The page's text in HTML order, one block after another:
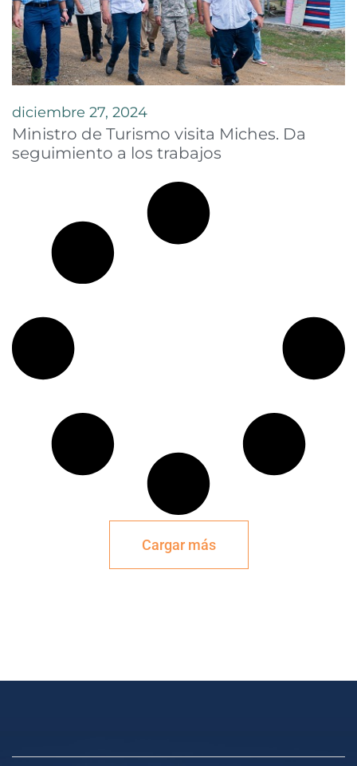
diciembre 27, 2024
Ministro de Turismo visita Miches. Da
seguimiento a los trabajos
Cargar más